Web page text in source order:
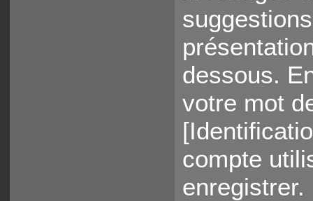
dessous.
votre mot
compte
enregistrer.